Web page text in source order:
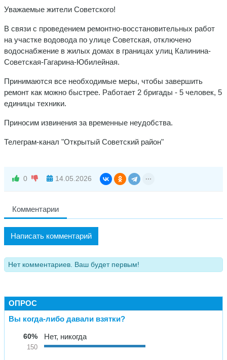
Уважаемые жители Советского!
В связи с проведением ремонтно-восстановительных работ
на участке водовода по улице Советская, отключено
водоснабжение в жилых домах в границах улиц Калинина-
Советская-Гагарина-Юбилейная.
Принимаются все необходимые меры, чтобы завершить
ремонт как можно быстрее. Работает 2 бригады - 5 человек, 5
единицы техники.
Приносим извинения за временные неудобства.
Телеграм-канал "Открытый Советский район"
0 14.05.2026
Комментарии
Написать комментарий
Нет комментариев. Ваш будет первым!
ОПРОС
Вы когда-либо давали взятки?
60%
150
Нет, никогда